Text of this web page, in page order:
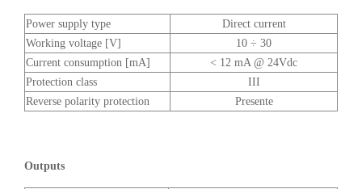
Power supply type
Direct current
Working voltage [V]
10 ÷ 30
Current consumption [mA]
< 12 mA @ 24Vdc
Protection class
III
Reverse polarity protection
Presente
Outputs